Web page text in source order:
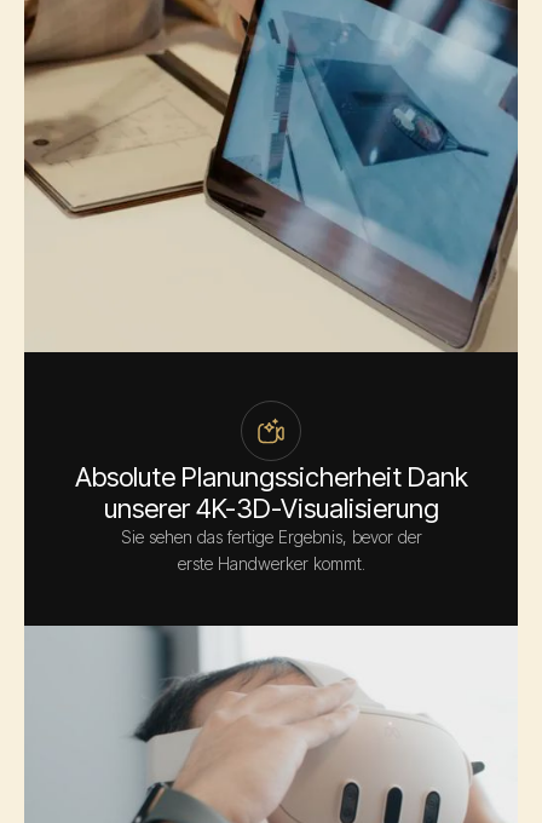
Absolute Planungssicherheit Dank
unserer 4K-3D-Visualisierung
Sie sehen das fertige Ergebnis, bevor der
erste Handwerker kommt.